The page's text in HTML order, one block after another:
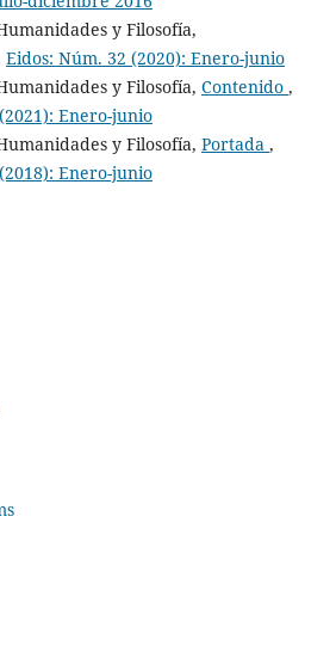
y Filosofía,
Eidos: Núm. 32 (2020): Enero-junio
y Filosofía, Contenido ,
Enero-junio
y Filosofía, Portada ,
Enero-junio